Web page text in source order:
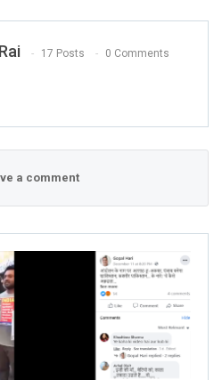
17 Posts 0 Comments
a comment